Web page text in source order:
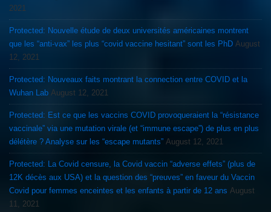
2021
Protected: Nouvelle étude de deux universités américaines montrent
que les “anti-vax” les plus “covid vaccine hesitant” sont les PhD August
12, 2021
Protected: Nouveaux faits montrant la connection entre COVID et la
Wuhan Lab August 12, 2021
Protected: Est ce que les vaccins COVID provoqueraient la “résistance
vaccinale” via une mutation virale (et “immune escape”) de plus en plus
délétère ? Analyse sur les “escape mutants” August 12, 2021
Protected: La Covid censure, la Covid vaccin “adverse effets” (plus de
12K décès aux USA) et la question des “preuves” en faveur du Vaccin
Covid pour femmes enceintes et les enfants à partir de 12 ans August
11, 2021